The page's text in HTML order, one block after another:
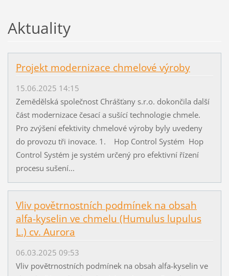
Aktuality
Projekt modernizace chmelové výroby
15.06.2025 14:15
Zemědělská společnost Chrášťany s.r.o. dokončila další
část modernizace česací a sušící technologie chmele.
Pro zvýšení efektivity chmelové výroby byly uvedeny
do provozu tři inovace. 1. Hop Control Systém Hop
Control Systém je systém určený pro efektivní řízení
procesu sušení...
Vliv povětrnostních podmínek na obsah
alfa-kyselin ve chmelu (Humulus lupulus
L.) cv. Aurora
06.03.2025 09:53
Vliv povětrnostních podmínek na obsah alfa-kyselin ve